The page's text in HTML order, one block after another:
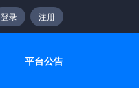
登录 注册
平台公告